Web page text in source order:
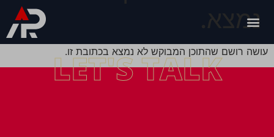
נמצא.
עושה רושם שהתוכן המבוקש לא נמצא בכתובת זו.
LET'S TALK